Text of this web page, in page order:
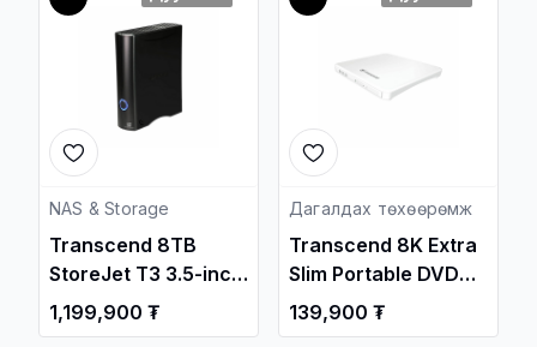
NAS & Storage
Transcend 8TB
StoreJet T3 3.5-inch
USB 3.1 External
Hard Drive
1,199,900 ₮
Дагалдах төхөөрөмж
Transcend 8K Extra
Slim Portable DVD
Writer, White
/TS8XDVDS-W/
139,900 ₮